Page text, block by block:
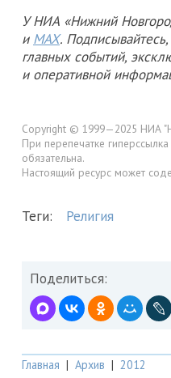
У НИА «Нижний
и MAX.
главных событий,
и оперативной
Copyright © 1999—2025 НИА
При перепечатке
обязательна.
Настоящий ресурс может
Теги: Религия
Поделиться:
Главная | Архив | 2012